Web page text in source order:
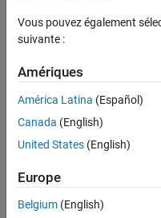
Examples
Description
function to
callback function signature
CallbackFcn(cgvObj,
inputIndexis a unique
data incgvObj.
Vous pouvez également
suivante :
Amériques
América Latina (Español)
Canada (English)
United States (English)
Europe
Belgium (English)